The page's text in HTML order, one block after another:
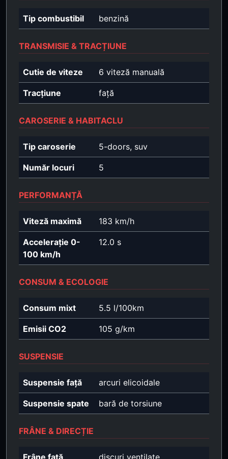
Tip combustibil benzină
TRANSMISIE & TRACȚIUNE
Cutie de viteze 6 viteză manuală
Tracțiune față
CAROSERIE & HABITACLU
Tip caroserie 5-doors, suv
Număr locuri 5
PERFORMANȚĂ
Viteză maximă 183 km/h
Accelerație 0-
100 km/h
12.0 s
CONSUM & ECOLOGIE
Consum mixt 5.5 l/100km
Emisii CO2 105 g/km
SUSPENSIE
Suspensie față arcuri elicoidale
Suspensie spate bară de torsiune
FRÂNE & DIRECȚIE
Frâne față discuri ventilate